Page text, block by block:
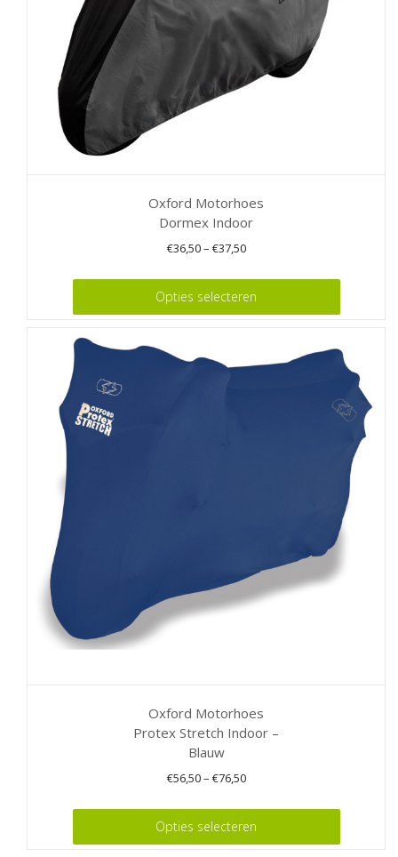
Oxford Motorhoes
Dormex Indoor
€36,50– €37,50
Opties selecteren
meerdere
variaties.
gekozen
worden
productpagina
Oxford Motorhoes
Protex Stretch Indoor –
Blauw
€56,50– €76,50
Opties selecteren